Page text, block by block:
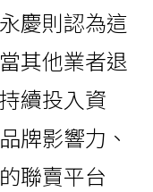
慶則認為這
其他業者退
續投入資
牌影響力、
聯賣平台